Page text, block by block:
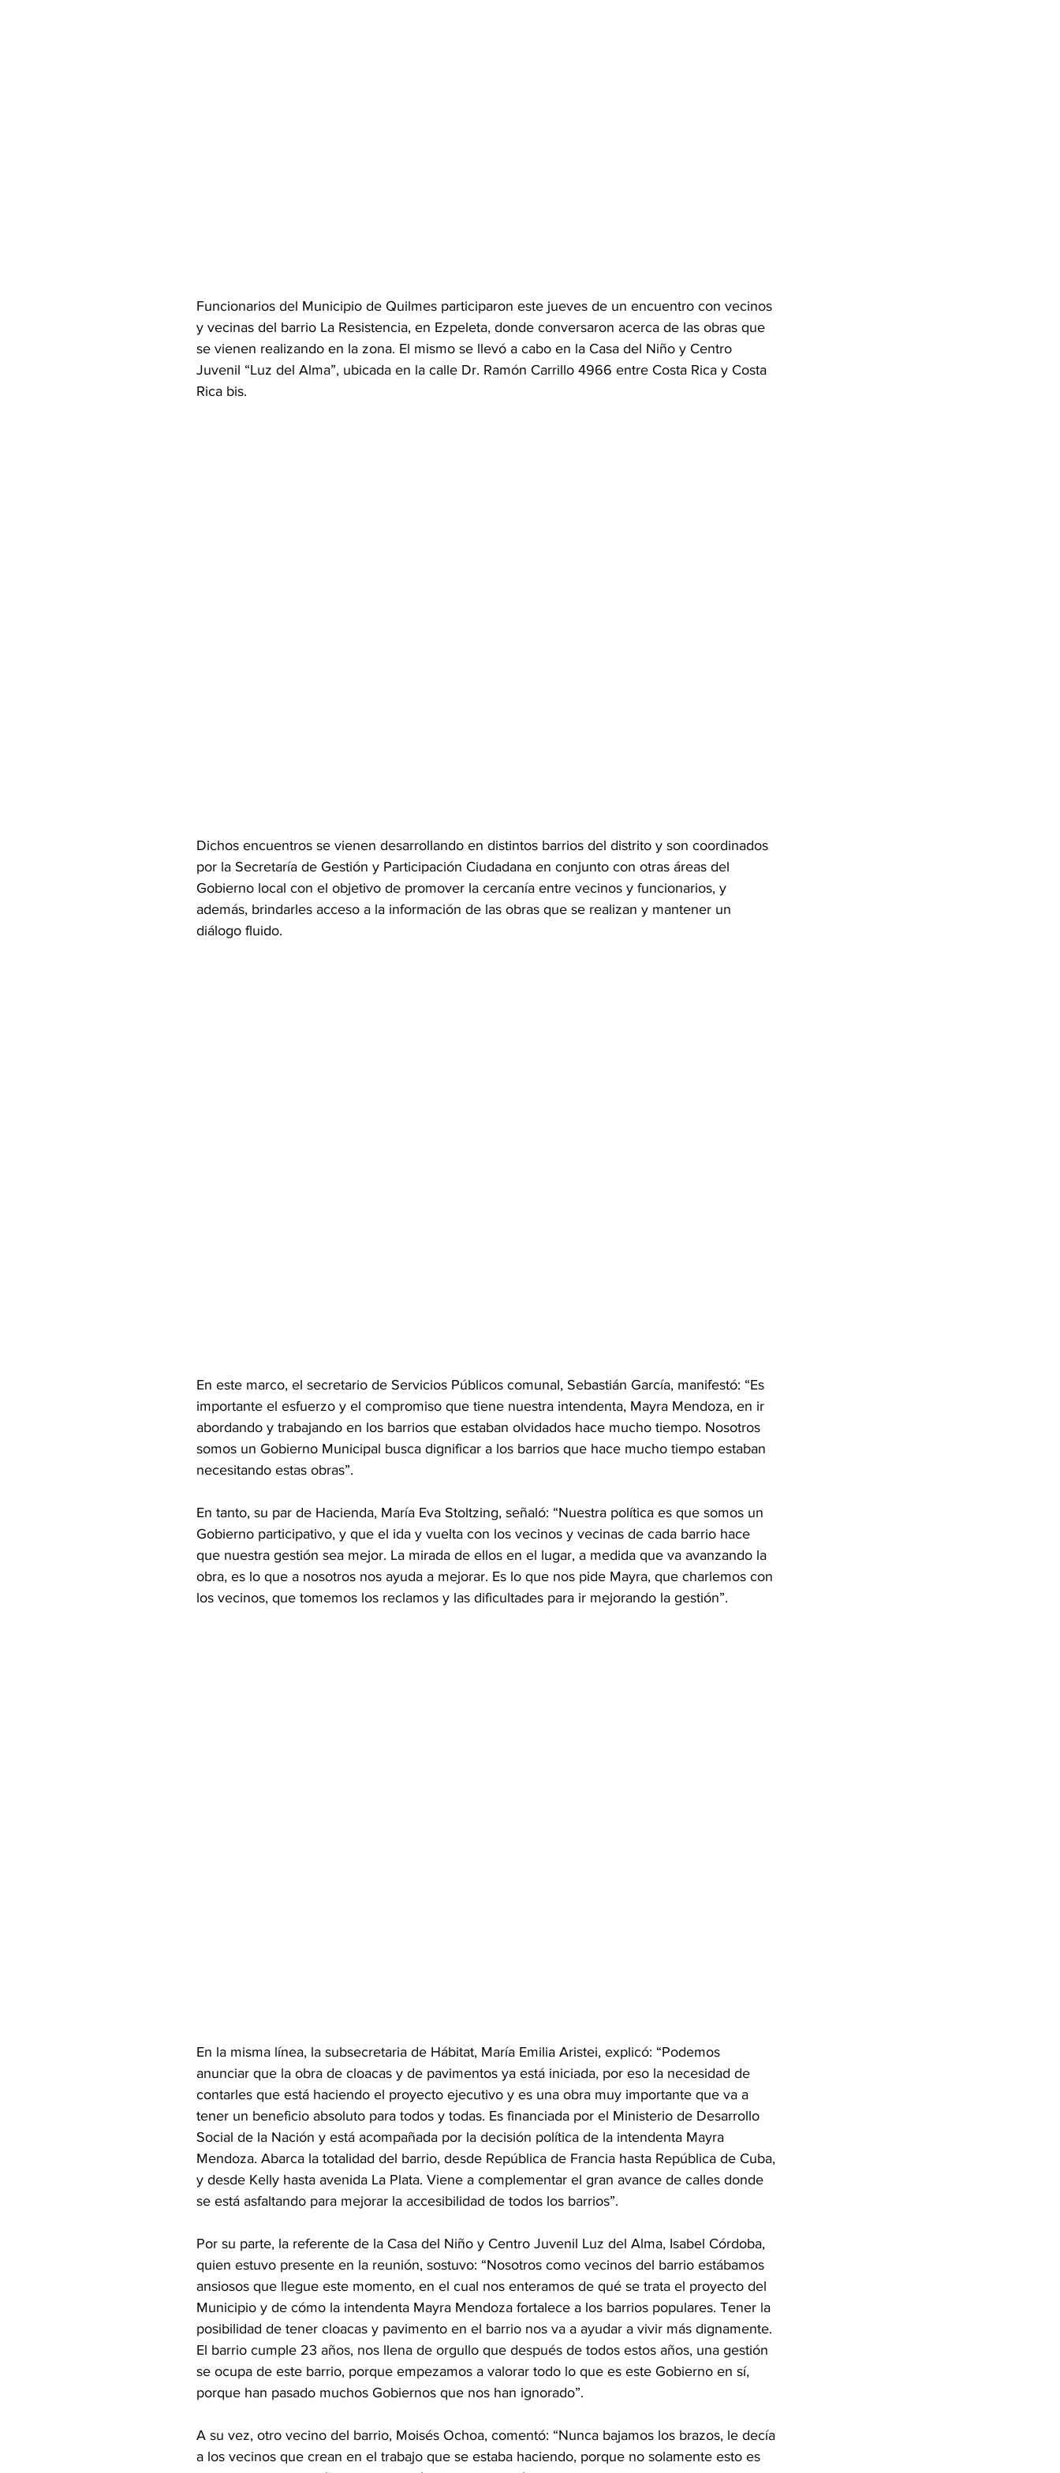
Funcionarios del Municipio de Quilmes participaron este jueves de un encuentro con vecinos
y vecinas del barrio La Resistencia, en Ezpeleta, donde conversaron acerca de las obras que
se vienen realizando en la zona. El mismo se llevó a cabo en la Casa del Niño y Centro
Juvenil “Luz del Alma”, ubicada en la calle Dr. Ramón Carrillo 4966 entre Costa Rica y Costa
Rica bis.
Dichos encuentros se vienen desarrollando en distintos barrios del distrito y son coordinados
por la Secretaría de Gestión y Participación Ciudadana en conjunto con otras áreas del
Gobierno local con el objetivo de promover la cercanía entre vecinos y funcionarios, y
además, brindarles acceso a la información de las obras que se realizan y mantener un
diálogo fluido.
En este marco, el secretario de Servicios Públicos comunal, Sebastián García, manifestó: “Es
importante el esfuerzo y el compromiso que tiene nuestra intendenta, Mayra Mendoza, en ir
abordando y trabajando en los barrios que estaban olvidados hace mucho tiempo. Nosotros
somos un Gobierno Municipal busca dignificar a los barrios que hace mucho tiempo estaban
necesitando estas obras”.
En tanto, su par de Hacienda, María Eva Stoltzing, señaló: “Nuestra política es que somos un
Gobierno participativo, y que el ida y vuelta con los vecinos y vecinas de cada barrio hace
que nuestra gestión sea mejor. La mirada de ellos en el lugar, a medida que va avanzando la
obra, es lo que a nosotros nos ayuda a mejorar. Es lo que nos pide Mayra, que charlemos con
los vecinos, que tomemos los reclamos y las dificultades para ir mejorando la gestión”.
En la misma línea, la subsecretaria de Hábitat, María Emilia Aristei, explicó: “Podemos
anunciar que la obra de cloacas y de pavimentos ya está iniciada, por eso la necesidad de
contarles que está haciendo el proyecto ejecutivo y es una obra muy importante que va a
tener un beneficio absoluto para todos y todas. Es financiada por el Ministerio de Desarrollo
Social de la Nación y está acompañada por la decisión política de la intendenta Mayra
Mendoza. Abarca la totalidad del barrio, desde República de Francia hasta República de Cuba,
y desde Kelly hasta avenida La Plata. Viene a complementar el gran avance de calles donde
se está asfaltando para mejorar la accesibilidad de todos los barrios”.
Por su parte, la referente de la Casa del Niño y Centro Juvenil Luz del Alma, Isabel Córdoba,
quien estuvo presente en la reunión, sostuvo: “Nosotros como vecinos del barrio estábamos
ansiosos que llegue este momento, en el cual nos enteramos de qué se trata el proyecto del
Municipio y de cómo la intendenta Mayra Mendoza fortalece a los barrios populares. Tener la
posibilidad de tener cloacas y pavimento en el barrio nos va a ayudar a vivir más dignamente.
El barrio cumple 23 años, nos llena de orgullo que después de todos estos años, una gestión
se ocupa de este barrio, porque empezamos a valorar todo lo que es este Gobierno en sí,
porque han pasado muchos Gobiernos que nos han ignorado”.
A su vez, otro vecino del barrio, Moisés Ochoa, comentó: “Nunca bajamos los brazos, le decía
a los vecinos que crean en el trabajo que se estaba haciendo, porque no solamente esto es